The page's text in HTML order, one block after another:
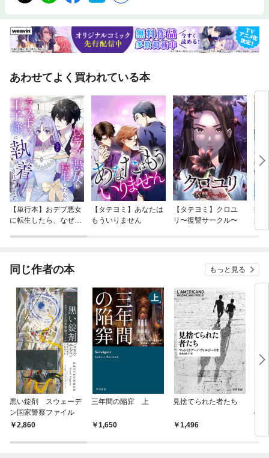
あわせてよく買われている本
【単行本】おデブ悪女
に転生したら、なぜか
【タテヨミ】あなたは
もういりません
【タテヨミ】クロユ
リ〜復讐サークル〜
病
が
ぎ
同じ作者の本 もっと見る
黒い錠剤 スウェーデ
ン国家警察ファイル
2,860
三年間の陥穽 上
1,650
見捨てられた者たち
1,496
の